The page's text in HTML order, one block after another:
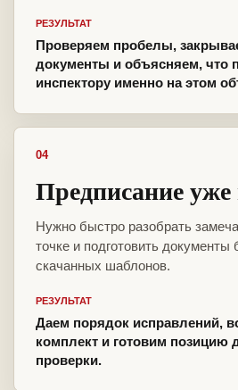
РЕЗУЛЬТАТ
Проверяем пробелы,
документы и объясняем, что
инспектору именно на этом
04
Предписание уже
Нужно быстро разобрать
точке и подготовить документы
скачанных шаблонов.
РЕЗУЛЬТАТ
Даем порядок исправлений,
комплект и готовим позицию
проверки.